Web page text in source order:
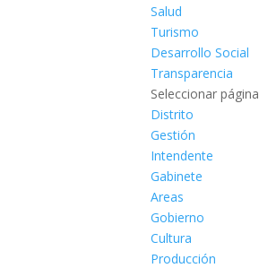
Salud
Turismo
Desarrollo Social
Transparencia
Seleccionar página
Distrito
Gestión
Intendente
Gabinete
Areas
Gobierno
Cultura
Producción